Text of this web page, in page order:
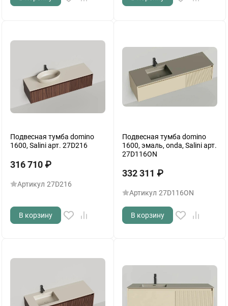
Подвесная тумба domino
1600, Salini арт. 27D216
316 710 ₽
Артикул 27D216
В корзину
Подвесная тумба domino
1600, эмаль, onda, Salini арт.
27D116ON
332 311 ₽
Артикул 27D116ON
В корзину